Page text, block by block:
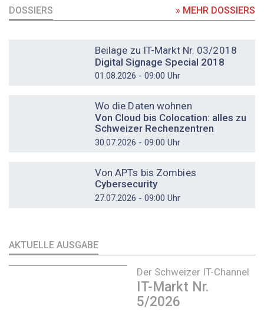
DOSSIERS » MEHR DOSSIERS
Beilage zu IT-Markt Nr. 03/2018
Digital Signage Special 2018
01.08.2026 - 09:00 Uhr
Wo die Daten wohnen
Von Cloud bis Colocation: alles zu
Schweizer Rechenzentren
30.07.2026 - 09:00 Uhr
Von APTs bis Zombies
Cybersecurity
27.07.2026 - 09:00 Uhr
AKTUELLE AUSGABE
Der Schweizer IT-Channel
IT-Markt Nr.
5/2026